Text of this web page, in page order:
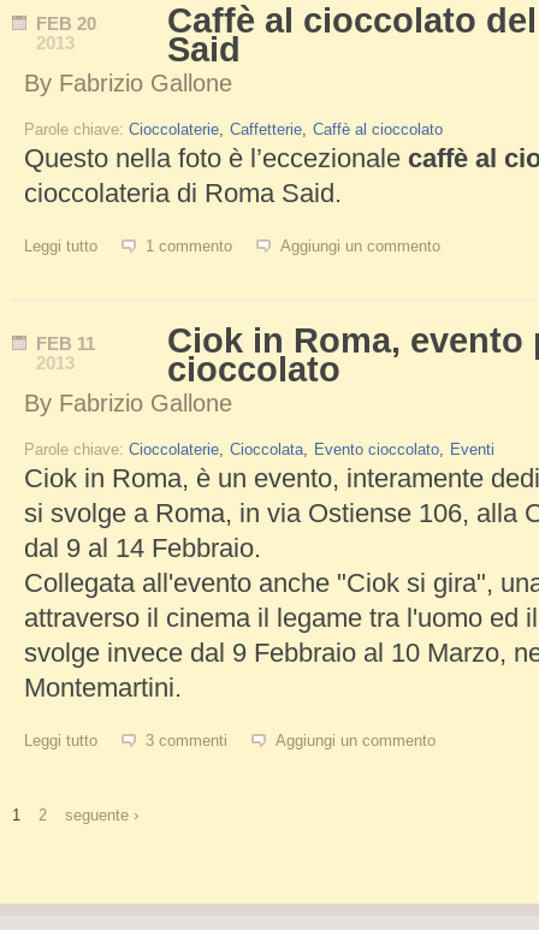
FEB 20
2013
Caffè al cioccolato
Said
By Fabrizio Gallone
Parole chiave: Cioccolaterie Caffetterie Caffè al cioccolato
Questo nella foto è l’eccezionale caffè al
cioccolateria di Roma Said.
Leggi tutto su Caffè al cioccolato della cioccolateria Said
1 commento Aggiungi un commento
FEB 11
2013
Ciok in Roma,
cioccolato
By Fabrizio Gallone
Parole chiave: Cioccolaterie Cioccolata Evento cioccolato Eventi
Ciok in Roma, è un evento, interamente
si svolge a Roma, in via Ostiense 106, alla
dal 9 al 14 Febbraio.
Collegata all'evento anche "Ciok si gira",
attraverso il cinema il legame tra l'uomo ed
svolge invece dal 9 Febbraio al 10 Marzo,
Montemartini.
Leggi tutto su Ciok in Roma, evento per gli amanti del cioccolato
3 commenti Aggiungi un commento
1 2 seguente ›